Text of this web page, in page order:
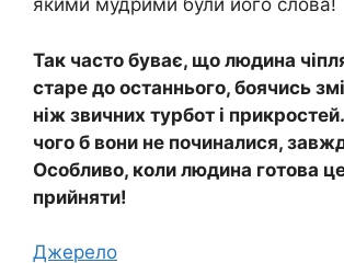
якими мудрими були його слова!
Так часто буває, що людина
старе до останнього, боячись
ніж звичних турбот і
чого б вони не починалися,
Особливо, коли людина готова
прийняти!
Джерело